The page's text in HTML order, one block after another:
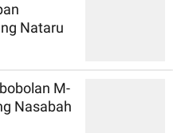
Nataru
M-
Nasabah